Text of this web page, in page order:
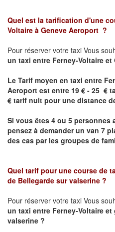
Quel est la tarification d'une
Voltaire à Geneve Aeroport ?
Pour réserver votre taxi Vous
un taxi entre Ferney-Voltaire et
Le Tarif moyen en taxi entre
Aeroport est entre 19 € - 25 €
€ tarif nuit pour une distance
Si vous êtes 4 ou 5 personnes
pensez à demander un van 7
des cas par les groupes de
Quel tarif pour une course de
de Bellegarde sur valserine ?
Pour réserver votre taxi Vous
un taxi entre Ferney-Voltaire et
valserine ?